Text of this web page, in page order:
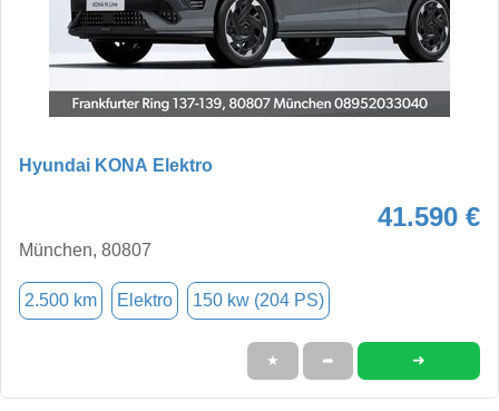
Hyundai KONA Elektro
41.590 €
München, 80807
2.500 km Elektro 150 kw (204 PS)
★ ➦ ➜